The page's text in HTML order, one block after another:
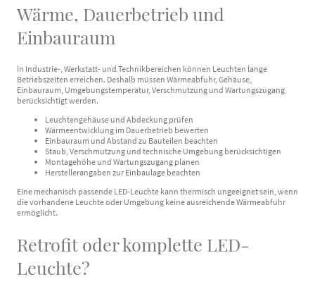
Wärme, Dauerbetrieb und
Einbauraum
In Industrie-, Werkstatt- und Technikbereichen können Leuchten lange
Betriebszeiten erreichen. Deshalb müssen Wärmeabfuhr, Gehäuse,
Einbauraum, Umgebungstemperatur, Verschmutzung und Wartungszugang
berücksichtigt werden.
Leuchtengehäuse und Abdeckung prüfen
Wärmeentwicklung im Dauerbetrieb bewerten
Einbauraum und Abstand zu Bauteilen beachten
Staub, Verschmutzung und technische Umgebung berücksichtigen
Montagehöhe und Wartungszugang planen
Herstellerangaben zur Einbaulage beachten
Eine mechanisch passende LED-Leuchte kann thermisch ungeeignet sein, wenn
die vorhandene Leuchte oder Umgebung keine ausreichende Wärmeabfuhr
ermöglicht.
Retrofit oder komplette LED-
Leuchte?